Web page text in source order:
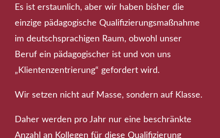
Es ist erstaunlich, aber wir haben bisher die
einzige pädagogische Qualifizierungsmaßnahme
im deutschsprachigen Raum, obwohl unser
Beruf ein pädagogischer ist und von uns
„Klientenzentrierung“ gefordert wird.
Wir setzen nicht auf Masse, sondern auf Klasse.
Daher werden pro Jahr nur eine beschränkte
Anzahl an Kollegen für diese Qualifizierung